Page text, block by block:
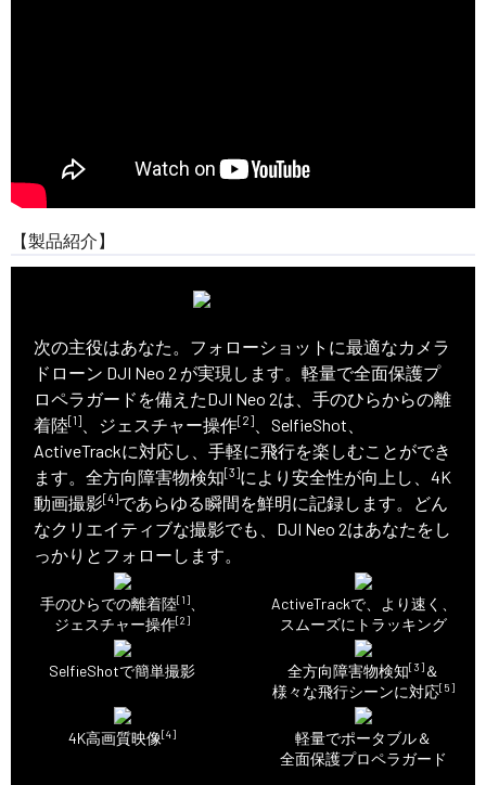
【製品紹介】
次の主役はあなた。フォローショットに最適なカメラ
ドローン DJI Neo 2 が実現します。軽量で全面保護プ
ロペラガードを備えたDJI Neo 2は、手のひらからの離
着陸[1] 、ジェスチャー操作[2]
、SelfieShot、
ActiveTrackに対応し、手軽に飛行を楽しむことができ
ます。全方向障害物検知[3]により安全性が向上し、4K
動画撮影[4]であらゆる瞬間を鮮明に記録します。どん
なクリエイティブな撮影でも、DJI Neo 2はあなたをし
っかりとフォローします。
手のひらでの離着陸[1]、
ジェスチャー操作[2]
ActiveTrackで、より速く、
スムーズにトラッキング
SelfieShotで簡単撮影 全方向障害物検知[3] ＆
様々な飛行シーンに対応[5]
4K高画質映像[4]
軽量でポータブル＆
全面保護プロペラガード